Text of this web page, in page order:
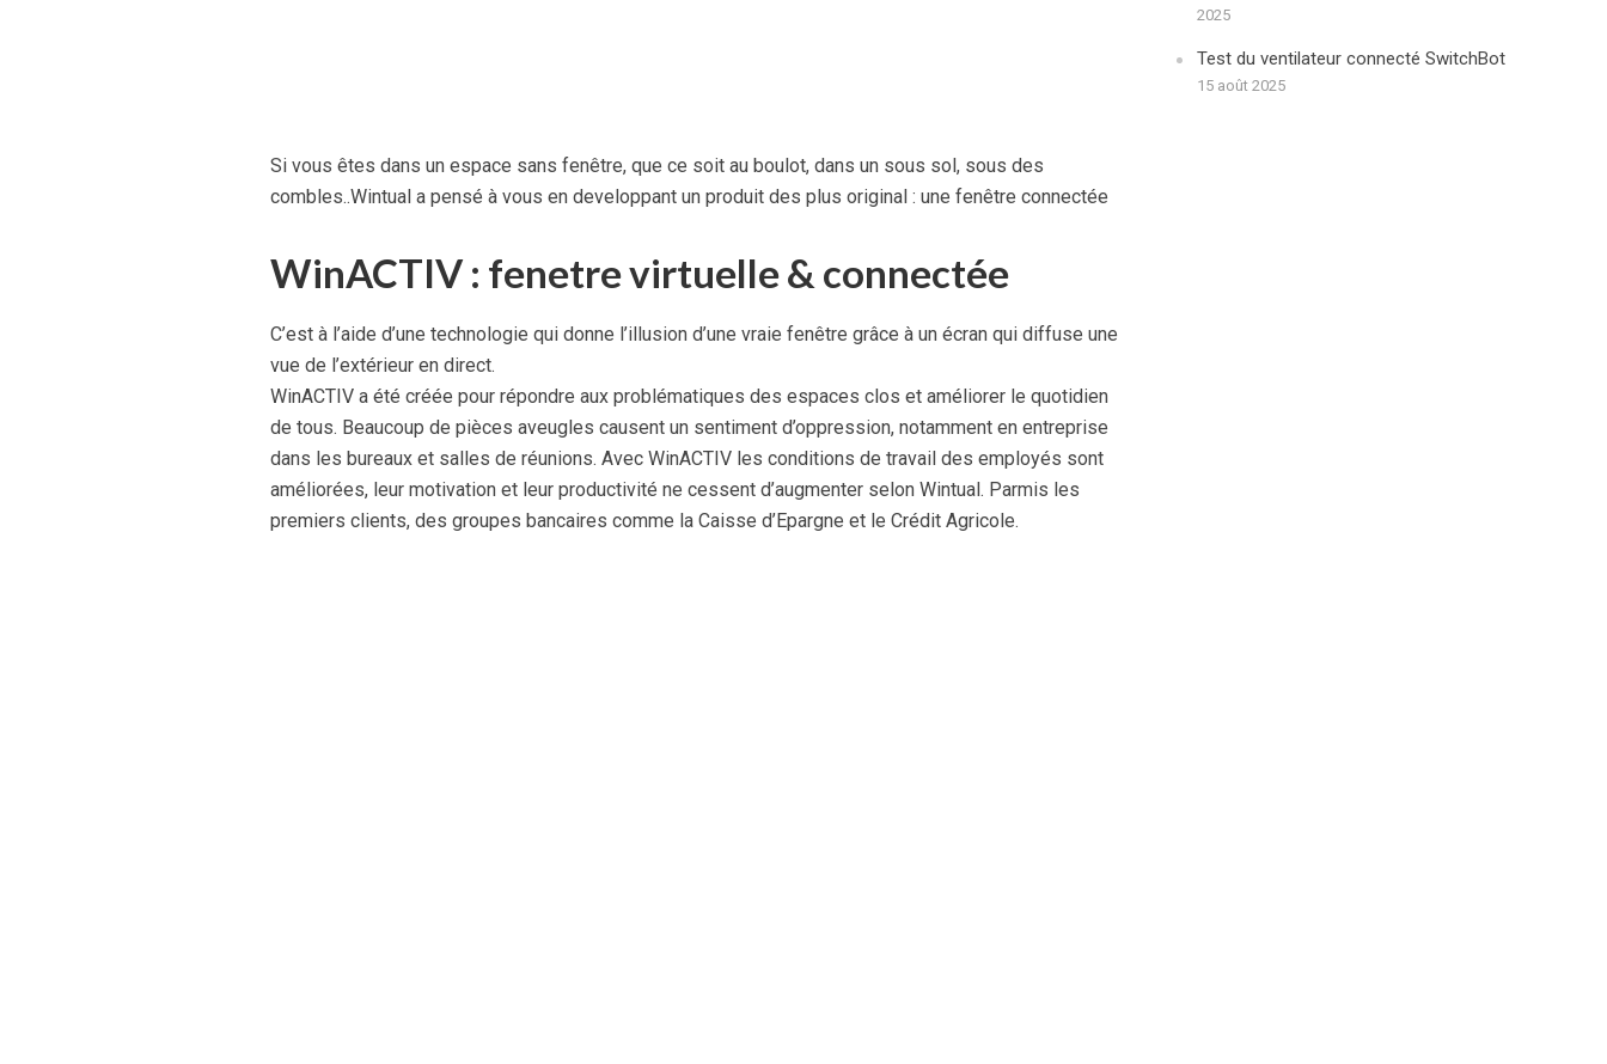
Si vous êtes dans un espace sans fenêtre, que ce soit au boulot, dans un sous sol, sous des
combles..Wintual a pensé à vous en developpant un produit des plus original : une fenêtre connectée
WinACTIV : fenetre virtuelle & connectée
C’est à l’aide d’une technologie qui donne l’illusion d’une vraie fenêtre grâce à un écran qui diffuse une
vue de l’extérieur en direct.
WinACTIV a été créée pour répondre aux problématiques des espaces clos et améliorer le quotidien
de tous. Beaucoup de pièces aveugles causent un sentiment d’oppression, notamment en entreprise
dans les bureaux et salles de réunions. Avec WinACTIV les conditions de travail des employés sont
améliorées, leur motivation et leur productivité ne cessent d’augmenter selon Wintual. Parmis les
premiers clients, des groupes bancaires comme la Caisse d’Epargne et le Crédit Agricole.
2025
Test du ventilateur connecté SwitchBot
15 août 2025